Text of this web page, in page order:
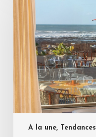
A la une, Tendances